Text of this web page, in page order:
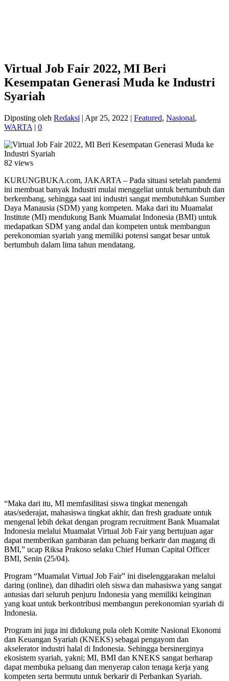
Virtual Job Fair 2022, MI Beri
Kesempatan Generasi Muda ke Industri
Syariah
Diposting oleh Redaksi | Apr 25, 2022 | Featured, Nasional,
WARTA | 0
82 views
KURUNGBUKA.com, JAKARTA – Pada situasi setelah pandemi
ini membuat banyak Industri mulai menggeliat untuk bertumbuh dan
berkembang, sehingga saat ini industri sangat membutuhkan Sumber
Daya Manausia (SDM) yang kompeten. Maka dari itu Muamalat
Institute (MI) mendukung Bank Muamalat Indonesia (BMI) untuk
medapatkan SDM yang andal dan kompeten untuk membangun
perekonomian syariah yang memiliki potensi sangat besar untuk
bertumbuh dalam lima tahun mendatang.
“Maka dari itu, MI memfasilitasi siswa tingkat menengah
atas/sederajat, mahasiswa tingkat akhir, dan fresh graduate untuk
mengenal lebih dekat dengan program recruitment Bank Muamalat
Indonesia melalui Muamalat Virtual Job Fair yang bertujuan agar
dapat memberikan gambaran dan peluang berkarir dan magang di
BMI,” ucap Riksa Prakoso selaku Chief Human Capital Officer
BMI, Senin (25/04).
Program “Muamalat Virtual Job Fair” ini diselenggarakan melalui
daring (online), dan dihadiri oleh siswa dan mahasiswa yang sangat
antusias dari seluruh penjuru Indonesia yang memiliki keinginan
yang kuat untuk berkontribusi membangun perekonomian syariah di
Indonesia.
Program ini juga ini didukung pula oleh Komite Nasional Ekonomi
dan Keuangan Syariah (KNEKS) sebagai pengayom dan
akselerator industri halal di Indonesia. Sehingga bersinerginya
ekosistem syariah, yakni; MI, BMI dan KNEKS sangat berharap
dapat membuka peluang dan menyerap calon tenaga kerja yang
kompeten serta bermutu untuk berkarir di Perbankan Syariah.